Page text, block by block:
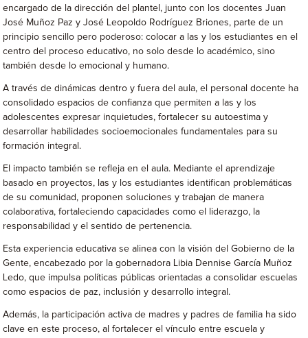
encargado de la dirección del plantel, junto con los docentes Juan
José Muñoz Paz y José Leopoldo Rodríguez Briones, parte de un
principio sencillo pero poderoso: colocar a las y los estudiantes en el
centro del proceso educativo, no solo desde lo académico, sino
también desde lo emocional y humano.
A través de dinámicas dentro y fuera del aula, el personal docente ha
consolidado espacios de confianza que permiten a las y los
adolescentes expresar inquietudes, fortalecer su autoestima y
desarrollar habilidades socioemocionales fundamentales para su
formación integral.
El impacto también se refleja en el aula. Mediante el aprendizaje
basado en proyectos, las y los estudiantes identifican problemáticas
de su comunidad, proponen soluciones y trabajan de manera
colaborativa, fortaleciendo capacidades como el liderazgo, la
responsabilidad y el sentido de pertenencia.
Esta experiencia educativa se alinea con la visión del Gobierno de la
Gente, encabezado por la gobernadora Libia Dennise García Muñoz
Ledo, que impulsa políticas públicas orientadas a consolidar escuelas
como espacios de paz, inclusión y desarrollo integral.
Además, la participación activa de madres y padres de familia ha sido
clave en este proceso, al fortalecer el vínculo entre escuela y